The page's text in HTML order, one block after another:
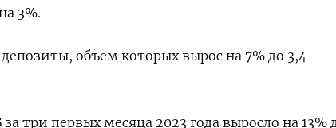
3%.
объем которых вырос на 7% до 3,4
три первых месяца 2023 года выросло на 13%